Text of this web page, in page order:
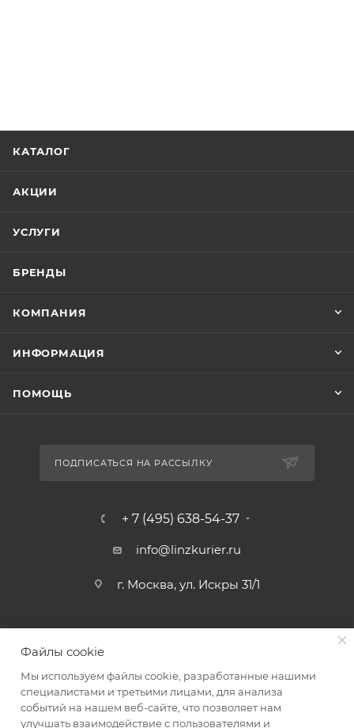
КАТАЛОГ
АКЦИИ
УСЛУГИ
БРЕНДЫ
КОМПАНИЯ
ИНФОРМАЦИЯ
ПОМОЩЬ
ПОДПИСАТЬСЯ НА РАССЫЛКУ
+ 7 (495) 638-54-37
info@linzkurier.ru
г. Москва, ул. Искры 31/1
Файлы cookie
Мы используем файлы cookie, разработанные нашими
специалистами и третьими лицами, для анализа
событий на нашем веб-сайте, что позволяет нам
улучшать взаимодействие с пользователями и